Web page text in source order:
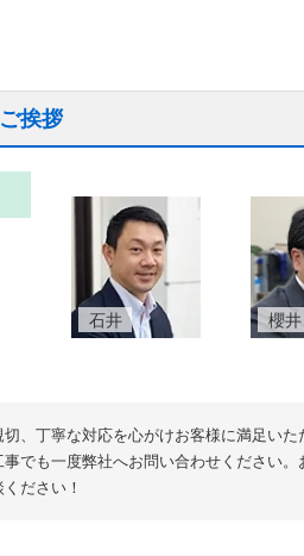
挨拶
石井 櫻井
、丁寧な対応を心がけお客様に満足い
でも一度弊社へお問い合わせください。
ださい！